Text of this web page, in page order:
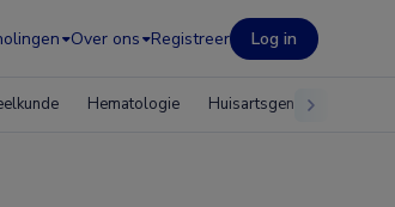
Over ons Registreer Log in
Hematologie Huisartsgeneeskunde